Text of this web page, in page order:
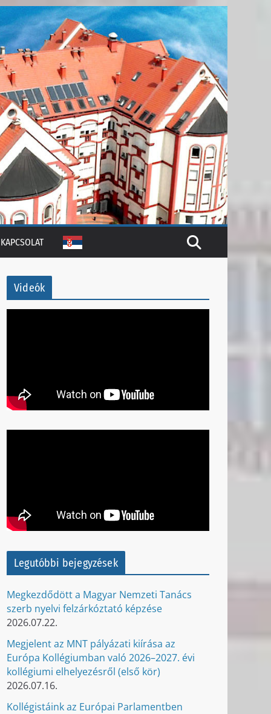
KAPCSOLAT
Videók
Legutóbbi bejegyzések
Megkezdődött a Magyar Nemzeti Tanács
szerb nyelvi felzárkóztató képzése
2026.07.22.
Megjelent az MNT pályázati kiírása az
Európa Kollégiumban való 2026–2027. évi
kollégiumi elhelyezésről (első kör)
2026.07.16.
Kollégistáink az Európai Parlamentben